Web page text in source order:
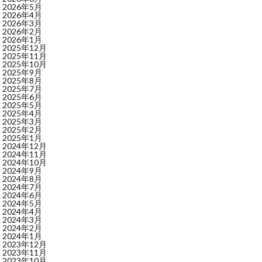
2026年5月
2026年4月
2026年3月
2026年2月
2026年1月
2025年12月
2025年11月
2025年10月
2025年9月
2025年8月
2025年7月
2025年6月
2025年5月
2025年4月
2025年3月
2025年2月
2025年1月
2024年12月
2024年11月
2024年10月
2024年9月
2024年8月
2024年7月
2024年6月
2024年5月
2024年4月
2024年3月
2024年2月
2024年1月
2023年12月
2023年11月